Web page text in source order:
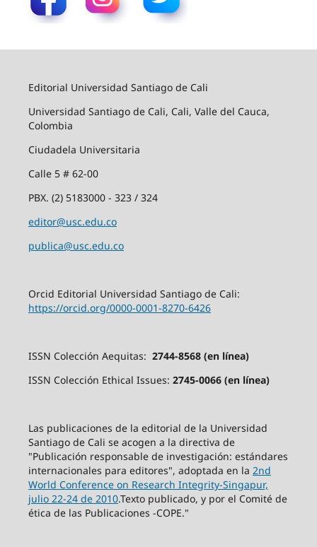
Editorial Universidad Santiago de Cali
Universidad Santiago de Cali, Cali, Valle del Cauca,
Colombia
Ciudadela Universitaria
Calle 5 # 62-00
PBX. (2) 5183000 - 323 / 324
editor@usc.edu.co
publica@usc.edu.co
Orcid Editorial Universidad Santiago de Cali:
https://orcid.org/0000-0001-8270-6426
ISSN Colección Aequitas: 2744-8568 (en línea)
ISSN Colección Ethical Issues: 2745-0066 (en línea)
Las publicaciones de la editorial de la Universidad
Santiago de Cali se acogen a la directiva de
"Publicación responsable de investigación: estándares
internacionales para editores", adoptada en la 2nd
World Conference on Research Integrity-Singapur,
julio 22-24 de 2010.Texto publicado, y por el Comité de
ética de las Publicaciones -COPE."